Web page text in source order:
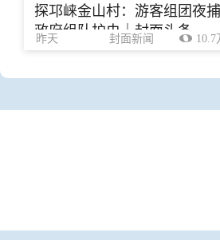
探邛崃金山村：游客组团夜捕
政府组队护虫｜封面头条
昨天 封面新闻 10.7